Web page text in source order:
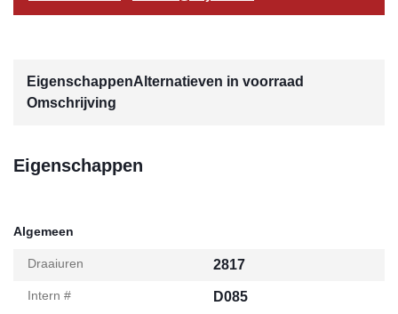
EigenschappenAlternatieven in voorraad
Omschrijving
Eigenschappen
Algemeen
Draaiuren 2817
Intern # D085